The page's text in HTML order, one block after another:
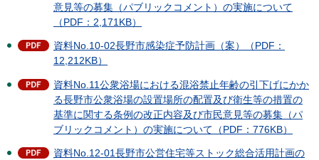
意見等の募集（パブリックコメント）の実施について
（PDF：2,171KB）
資料No.10-02長野市感染症予防計画（案）（PDF：
12,212KB）
資料No.11公衆浴場における混浴禁止年齢の引下げにかか
る長野市公衆浴場の設置場所の配置及び衛生等の措置の
基準に関する条例の改正内容及び市民意見等の募集（パ
ブリックコメント）の実施について（PDF：776KB）
資料No.12-01長野市公営住宅等ストック総合活用計画の